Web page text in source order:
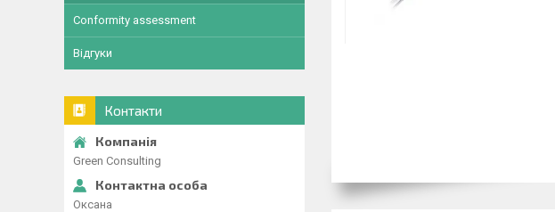
Conformity assessment
Відгуки
Контакти
Green Consulting
Оксана